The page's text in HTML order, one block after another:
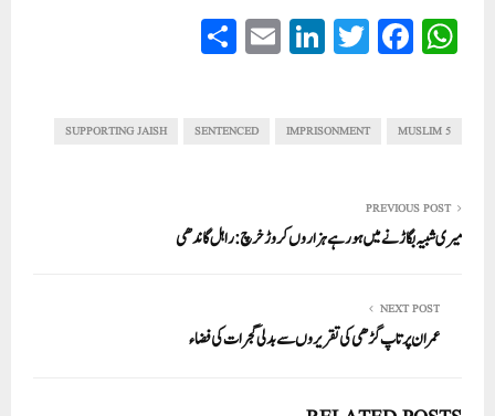
W
ha
A
Fa
ce
ok
T
wi
r
Li
nk
In
E
m
5 MUSLIM
IMPRISONMENT
SENTENCED
SUPPORTING JAISH
PREVIOUS POST
میری شبیہ بگاڑنے میں ہورہے ہزاروں کروڑ خرچ:راہل گاندھی
NEXT POST
عمران پرتاپ گڑھی کی تقریروں سے بدلی گجرات کی فضاء